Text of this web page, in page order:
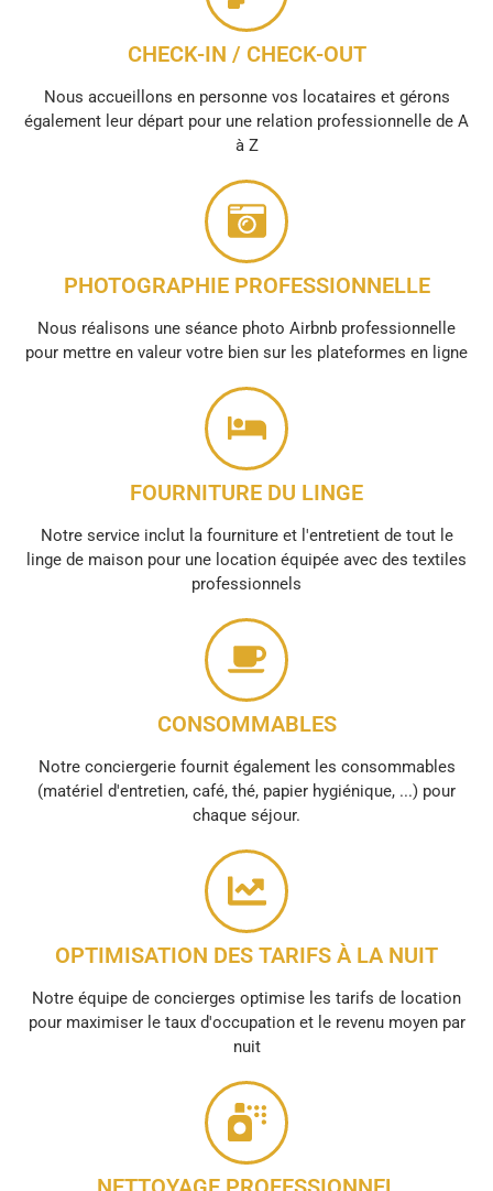
CHECK-IN / CHECK-OUT
Nous accueillons en personne vos locataires et gérons
également leur départ pour une relation professionnelle de A
à Z
PHOTOGRAPHIE PROFESSIONNELLE
Nous réalisons une séance photo Airbnb professionnelle
pour mettre en valeur votre bien sur les plateformes en ligne
FOURNITURE DU LINGE
Notre service inclut la fourniture et l'entretient de tout le
linge de maison pour une location équipée avec des textiles
professionnels
CONSOMMABLES
Notre conciergerie fournit également les consommables
(matériel d'entretien, café, thé, papier hygiénique, ...) pour
chaque séjour.
OPTIMISATION DES TARIFS À LA NUIT
Notre équipe de concierges optimise les tarifs de location
pour maximiser le taux d'occupation et le revenu moyen par
nuit